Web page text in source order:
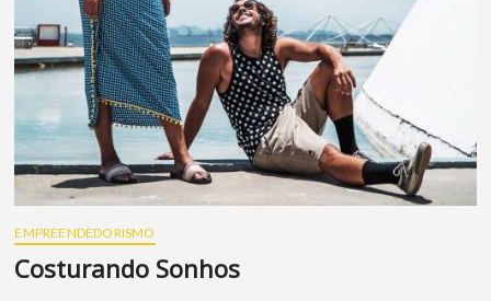
EMPREENDEDORISMO
Costurando Sonhos